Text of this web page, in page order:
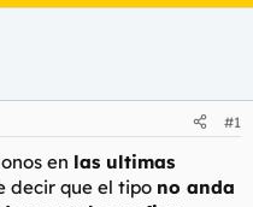
#1
en las ultimas
decir que el tipo no anda